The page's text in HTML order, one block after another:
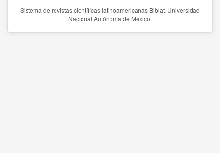
Sistema de revistas científicas latinoamericanas Biblat. Universidad
Nacional Autónoma de México.